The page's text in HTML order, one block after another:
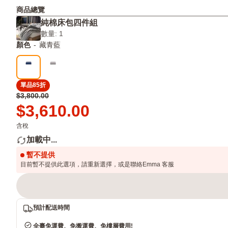
舒
適
睡
眠
静
謐
灰、
藏
青
藍
越
洗
越
柔
軟，
可
洗
商品總覽
純棉床包四件組
數量: 1
顏色 - 藏青藍
單品85折
原
價
$3,800.00
$3,800.00
Price
$3,610.00
$3,610.00
含稅
加載中...
暫不提供
目前暫不提供此選項，請重新選擇，或是聯絡Emma 客服
預計配送時間
全臺免運費、免搬運費、免樓層費用!